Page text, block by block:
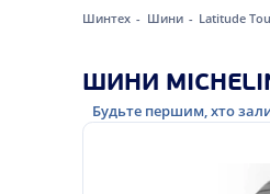
Шинтех Шини Latitude
ШИНИ
Будьте першим, хто